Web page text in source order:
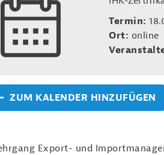
Termin:
Ort: online
ZUM KALENDER HINZUFÜGEN
Export- und